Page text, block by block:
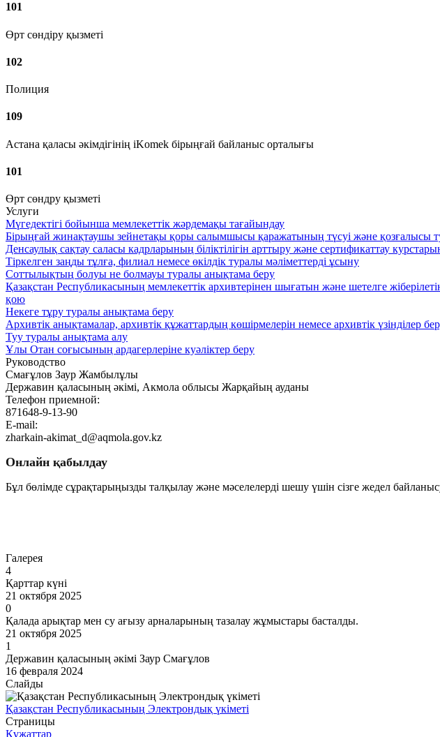
101
Өрт сөндіру қызметі
102
Полиция
109
Астана қаласы әкімдігінің iKomek бірыңғай байланыс орталығы
101
Өрт сөндру қызметі
Услуги
Мүгедектігі бойынша мемлекеттік жәрдемақы тағайындау
Бірыңғай жинақтаушы зейнетақы қоры салымшысы қаражатының түсуі және қозғалысы
Денсаулық сақтау саласы кадрларының біліктілігін арттыру және сертификаттау
Тіркелген заңды тұлға, филиал немесе өкілдік туралы мәліметтерді ұсыну
Соттылықтың болуы не болмауы туралы анықтама беру
Қазақстан Республикасының мемлекеттік архивтерінен шығатын және шетелге
қою
Некеге тұру туралы анықтама беру
Архивтік анықтамалар, архивтік құжаттардың көшірмелерін немесе архивтік үзінділер
Туу туралы анықтама алу
Ұлы Отан соғысының ардагерлеріне куәліктер беру
Руководство
Смағұлов Заур Жамбылұлы
Державин қаласының әкімі, Акмола облысы Жарқайың ауданы
Телефон приемной:
871648-9-13-90
E-mail:
zharkain-akimat_d@aqmola.gov.kz
Онлайн қабылдау
Бұл бөлімде сұрақтарыңызды талқылау және мәселелерді шешу үшін сізге жедел
Галерея
4
Қарттар күні
21 октября 2025
0
Қалада арықтар мен су ағызу арналарының тазалау жұмыстары басталды.
21 октября 2025
1
Державин қаласының әкімі Заур Смағұлов
16 февраля 2024
Слайды
Қазақстан Республикасының Электрондық үкіметі
Страницы
Құжаттар